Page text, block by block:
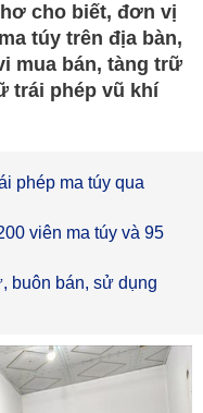
cho biết, đơn vị
túy trên địa bàn,
mua bán, tàng trữ
trái phép vũ khí
phép ma túy qua
viên ma túy và 95
buôn bán, sử dụng